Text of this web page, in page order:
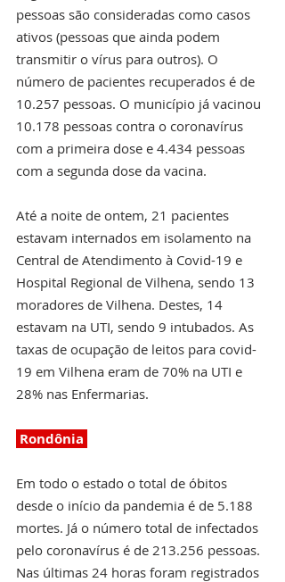
pessoas são consideradas como casos
ativos (pessoas que ainda podem
transmitir o vírus para outros). O
número de pacientes recuperados é de
10.257 pessoas. O município já vacinou
10.178 pessoas contra o coronavírus
com a primeira dose e 4.434 pessoas
com a segunda dose da vacina.
Até a noite de ontem, 21 pacientes
estavam internados em isolamento na
Central de Atendimento à Covid-19 e
Hospital Regional de Vilhena, sendo 13
moradores de Vilhena. Destes, 14
estavam na UTI, sendo 9 intubados. As
taxas de ocupação de leitos para covid-
19 em Vilhena eram de 70% na UTI e
28% nas Enfermarias.
Rondônia
Em todo o estado o total de óbitos
desde o início da pandemia é de 5.188
mortes. Já o número total de infectados
pelo coronavírus é de 213.256 pessoas.
Nas últimas 24 horas foram registrados